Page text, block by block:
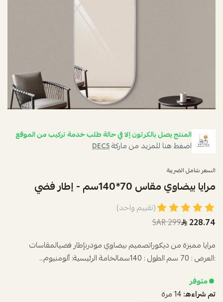
المنتج يصل بالكرتون إلا في حالة طلب خدمة تركيب من الموقع
اضغط هنا للمزيد من ماركةDEC5
السعر شامل الضريبة
مرايا بيضاوي مقاس 70*140سم - إطار فضي
(تقييم واحد)
228.74
299 SAR
مرايا مميزة من ديكوراتصميم بيضاوي مودرنإطار فضي المقاسات
:العرض : 70 سم الطول : 140سمالخامة الرئيسية: ألومنيوم...
متوفر
تم شراءه:14مرة